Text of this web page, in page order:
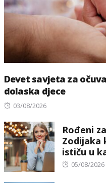
Devet savjeta za
dolaska djece
Posted
03/08/2026
Rođeni
Zodijaka
ističu u
Posted
05/08/2026